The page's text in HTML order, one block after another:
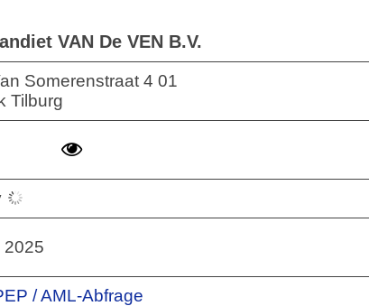
VAN De VEN B.V.
Somerenstraat 4 01
Tilburg
2025
/ AML-Abfrage